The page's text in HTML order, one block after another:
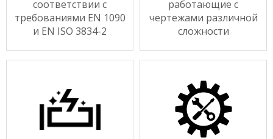
соответствии с
требованиями EN 1090
и EN ISO 3834-2
работающие с
чертежами различной
сложности